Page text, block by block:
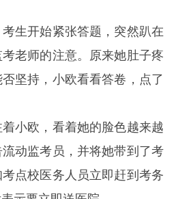
开始紧张答题，突然趴在
老师的注意。原来她肚子疼
坚持，小欧看看答卷，点了
欧，看着她的脸色越来越
动监考员，并将她带到了考
点校医务人员立即赶到考务